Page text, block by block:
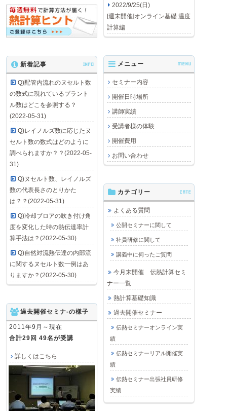
2022/9/25(日)
[週末開催]オンライン基礎 温度
計算編
メニュー MENU
セミナー内容
開催日時場所
講師実績
受講者様の体験
開催費用
お問い合わせ
新着記事 INFO
Q)配管内流れのヌセルト数
の数式に現れているプラント
ル数はどこを参照する？
(2022-05-31)
Q)レイノルズ数に応じたヌ
セルト数の数式はどのように
調べられますか？？(2022-05-
31)
Q)ヌセルト数、レイノルズ
数の代表長さのとりかた
は？？(2022-05-31)
Q)冷却ブロアの吹き付け角
度を変化した時の熱伝達率計
算手法は？(2022-05-30)
Q)自然対流熱伝達の内部流
に関するヌセルト数一例はあ
りますか？(2022-05-30)
カテゴリー CATE
よくある質問
公開セミナーに関して
社員研修に関して
講義中に伺ったご質問
今月末開催 伝熱計算セミ
ナー一覧
熱計算基礎知識
過去開催セミナー
伝熱セミナーオンライン実
績
伝熱セミナーリアル開催実
績
伝熱セミナー出張社員研修
実績
過去開催セミナ-の様子
2011年9月～現在
合計29回 49名が受講
詳しくはこちら